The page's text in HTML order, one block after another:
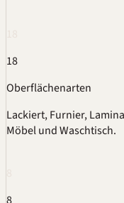
18
Oberflächenarten
Lackiert, Furnier,
Möbel und Waschtisch.